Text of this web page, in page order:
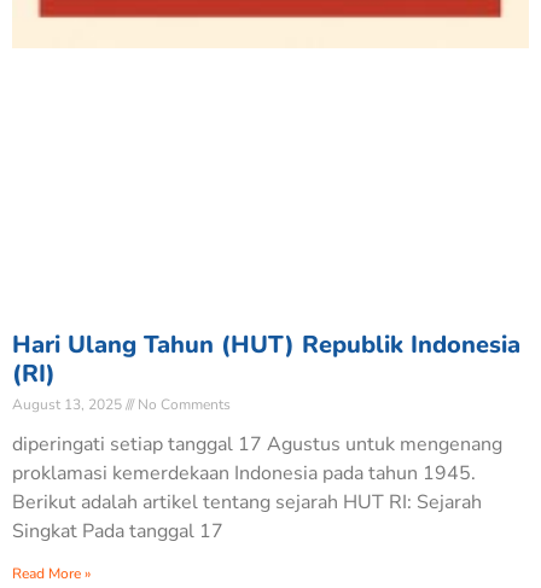
Hari Ulang Tahun (HUT) Republik Indonesia
(RI)
August 13, 2025 No Comments
diperingati setiap tanggal 17 Agustus untuk mengenang
proklamasi kemerdekaan Indonesia pada tahun 1945.
Berikut adalah artikel tentang sejarah HUT RI: Sejarah
Singkat Pada tanggal 17
Read More »